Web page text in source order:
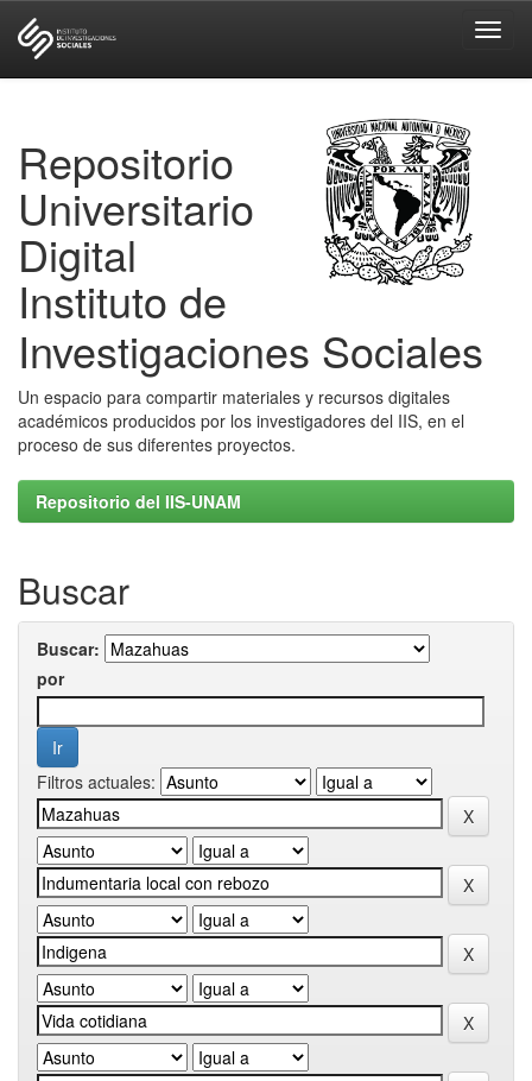
Repositorio
Universitario
Digital
Instituto de
Investigaciones Sociales
Un espacio para compartir materiales y recursos digitales
académicos producidos por los investigadores del IIS, en el
proceso de sus diferentes proyectos.
Repositorio del IIS-UNAM
Buscar
Buscar:
por
Filtros actuales: